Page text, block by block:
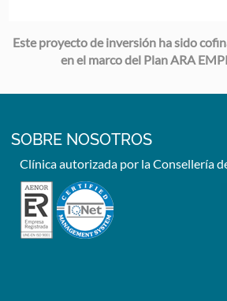
Este proyecto de inversión ha sido
en el marco del Plan ARA
SOBRE NOSOTROS
Clínica autorizada por la Consellería